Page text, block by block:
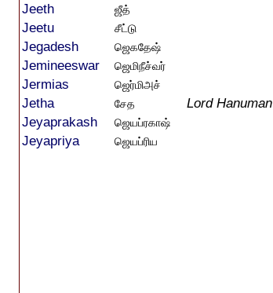
Jeeth ஜீத்
Jeetu சீட்டு
Jegadesh ஜெகதேஷ்
Jemineeswar ஜெமிநீச்வர்
Jermias ஜெர்மிஅச்
Jetha சேத
Lord Hanuman
Jeyaprakash
ஜெயப்ரகாஷ்
Jeyapriya ஜெயப்ரிய